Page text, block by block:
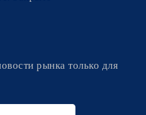
рынка только для